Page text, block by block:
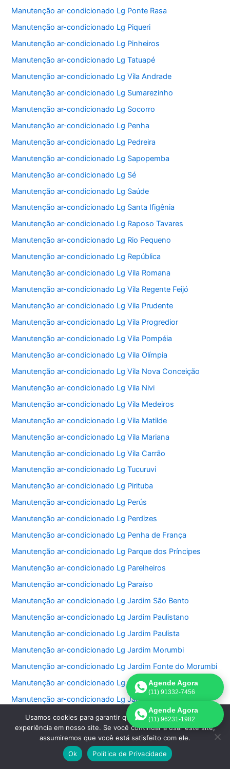
Manutenção ar-condicionado Lg Ponte Rasa
Manutenção ar-condicionado Lg Piqueri
Manutenção ar-condicionado Lg Pinheiros
Manutenção ar-condicionado Lg Tatuapé
Manutenção ar-condicionado Lg Vila Andrade
Manutenção ar-condicionado Lg Sumarezinho
Manutenção ar-condicionado Lg Socorro
Manutenção ar-condicionado Lg Penha
Manutenção ar-condicionado Lg Pedreira
Manutenção ar-condicionado Lg Sapopemba
Manutenção ar-condicionado Lg Sé
Manutenção ar-condicionado Lg Saúde
Manutenção ar-condicionado Lg Santa Ifigênia
Manutenção ar-condicionado Lg Raposo Tavares
Manutenção ar-condicionado Lg Rio Pequeno
Manutenção ar-condicionado Lg República
Manutenção ar-condicionado Lg Vila Romana
Manutenção ar-condicionado Lg Vila Regente Feijó
Manutenção ar-condicionado Lg Vila Prudente
Manutenção ar-condicionado Lg Vila Progredior
Manutenção ar-condicionado Lg Vila Pompéia
Manutenção ar-condicionado Lg Vila Olímpia
Manutenção ar-condicionado Lg Vila Nova Conceição
Manutenção ar-condicionado Lg Vila Nivi
Manutenção ar-condicionado Lg Vila Medeiros
Manutenção ar-condicionado Lg Vila Matilde
Manutenção ar-condicionado Lg Vila Mariana
Manutenção ar-condicionado Lg Vila Carrão
Manutenção ar-condicionado Lg Tucuruvi
Manutenção ar-condicionado Lg Pirituba
Manutenção ar-condicionado Lg Perús
Manutenção ar-condicionado Lg Perdizes
Manutenção ar-condicionado Lg Penha de França
Manutenção ar-condicionado Lg Parque dos Príncipes
Manutenção ar-condicionado Lg Parelheiros
Manutenção ar-condicionado Lg Paraíso
Manutenção ar-condicionado Lg Jardim São Bento
Manutenção ar-condicionado Lg Jardim Paulistano
Manutenção ar-condicionado Lg Jardim Paulista
Manutenção ar-condicionado Lg Jardim Morumbi
Manutenção ar-condicionado Lg Jardim Fonte do Morumbi
Manutenção ar-condicionado Lg Jardim Europa
Manutenção ar-condicionado Lg Jardim das Perdizes
Manutenção ar-condicionado Lg Jardim das Acacias
Manutenção ar-condicionado Lg Jardim da Saúde
Manutenção ar-condicionado Lg Jardim Bonfiglioli
Agende Agora
(11) 91332-7456
Agende Agora
(11) 96231-1982
Usamos cookies para garantir que oferecemos a melhor
experiência em nosso site. Se você continuar a usar este site,
assumiremos que você está satisfeito com ele.
Ok
Política de Privacidade